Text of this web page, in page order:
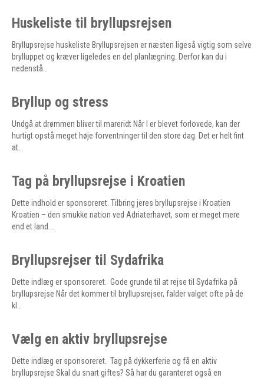
Huskeliste til bryllupsrejsen
Bryllupsrejse huskeliste Bryllupsrejsen er næsten ligeså vigtig som selve
brylluppet og kræver ligeledes en del planlægning. Derfor kan du i
nedenstå…
Bryllup og stress
Undgå at drømmen bliver til mareridt Når I er blevet forlovede, kan der
hurtigt opstå meget høje forventninger til den store dag. Det er helt fint
at…
Tag på bryllupsrejse i Kroatien
Dette indhold er sponsoreret. Tilbring jeres bryllupsrejse i Kroatien
Kroatien – den smukke nation ved Adriaterhavet, som er meget mere
end et land.…
Bryllupsrejser til Sydafrika
Dette indlæg er sponsoreret. Gode grunde til at rejse til Sydafrika på
bryllupsrejse Når det kommer til bryllupsrejser, falder valget ofte på de
kl…
Vælg en aktiv bryllupsrejse
Dette indlæg er sponsoreret. Tag på dykkerferie og få en aktiv
bryllupsrejse Skal du snart giftes? Så har du garanteret også en